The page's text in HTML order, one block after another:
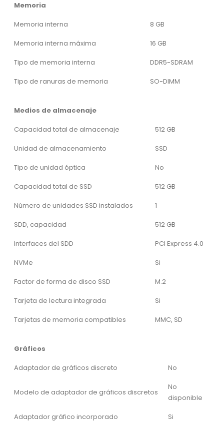
Memoria
Memoria interna
8 GB
Memoria interna máxima
16 GB
Tipo de memoria interna
DDR5-SDRAM
Tipo de ranuras de memoria
SO-DIMM
Medios de almacenaje
Capacidad total de almacenaje
512 GB
Unidad de almacenamiento
SSD
Tipo de unidad óptica
No
Capacidad total de SSD
512 GB
Número de unidades SSD instalados
1
SDD, capacidad
512 GB
Interfaces del SDD
PCI Express 4.0
NVMe
Si
Factor de forma de disco SSD
M.2
Tarjeta de lectura integrada
Si
Tarjetas de memoria compatibles
MMC, SD
Gráficos
Adaptador de gráficos discreto
No
Modelo de adaptador de gráficos discretos
No
disponible
Adaptador gráfico incorporado
Si